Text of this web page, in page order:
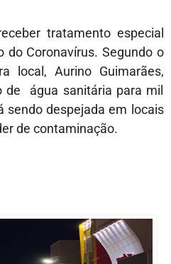
tratamento especial
do Coronavírus. Segundo o
local, Aurino Guimarães,
de água sanitária para mil
sendo despejada em locais
de contaminação.